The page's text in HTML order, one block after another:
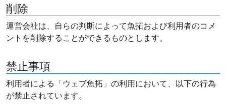
削除
運営会社は、自らの判断によって魚拓および利用者のコメ
ントを削除することができるものとします。
禁止事項
利用者による「ウェブ魚拓」の利用において、以下の行為
が禁止されています。